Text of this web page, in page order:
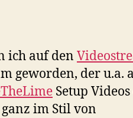
ich auf den
geworden, der u.a.
Setup
im Stil von